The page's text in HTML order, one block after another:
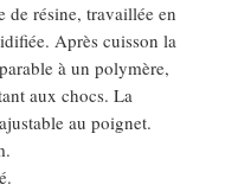
de résine, travaillée en
Après cuisson la
à un polymère,
aux chocs. La
au poignet.